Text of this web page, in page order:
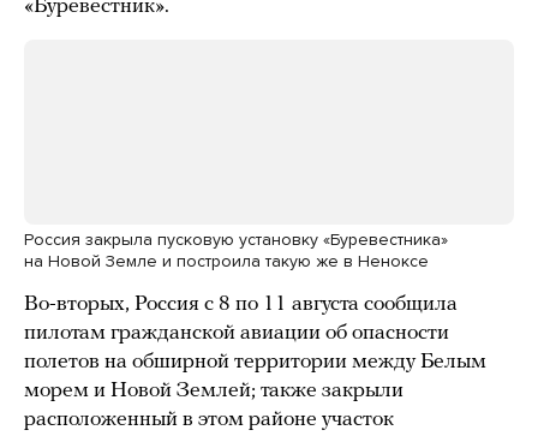
«Буревестник».
Россия закрыла пусковую установку «Буревестника»
на Новой Земле и построила такую же в Неноксе
Во-вторых, Россия с 8 по 11 августа сообщила
пилотам гражданской авиации об опасности
полетов на обширной территории между Белым
морем и Новой Землей; также закрыли
расположенный в этом районе участок